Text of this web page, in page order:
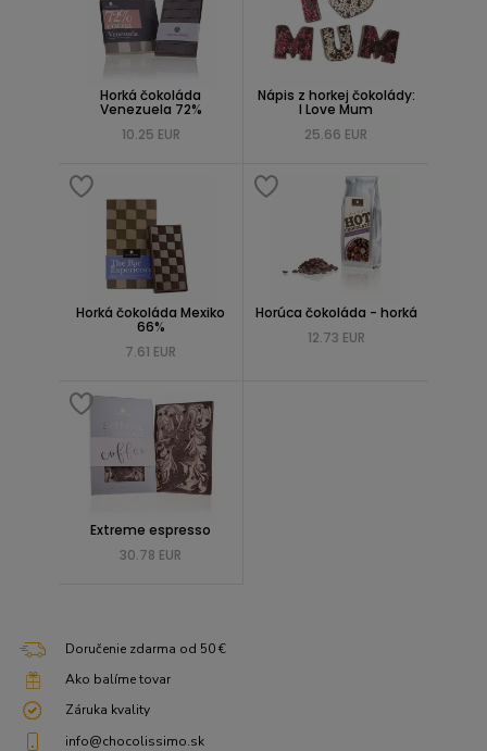
Horká čokoláda
Venezuela 72%
10.25 EUR
Nápis z horkej čokolády:
I Love Mum
25.66 EUR
Horká čokoláda Mexiko
66%
7.61 EUR
Horúca čokoláda - horká
12.73 EUR
Extreme espresso
30.78 EUR
Doručenie zdarma od 50 €
Ako balíme tovar
Záruka kvality
info@chocolissimo.sk